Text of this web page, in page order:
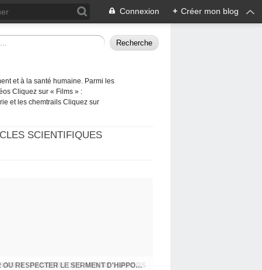
Connexion + Créer mon blog
et à la santé humaine. Parmi les
Cliquez sur « Films » :
et les chemtrails Cliquez sur
SCIENTIFIQUES
USA - DR KORY : LA LICENCE DE SOIGNER OU RESPECTER LE SERMENT D'HIPPOCRATE CONTRE VENTS ET MARÉES